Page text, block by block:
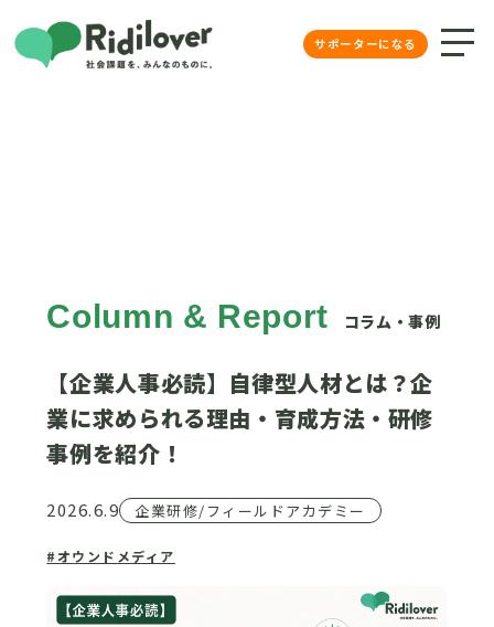
Ridilover（リディラバ）社会課題
サポーターになる
Column & Report コラム・事例
【企業人事必読】自律型人材とは？企
業に求められる理由・育成方法・研修
事例を紹介！
2026.6.9 企業研修/フィールドアカデミー
#オウンドメディア